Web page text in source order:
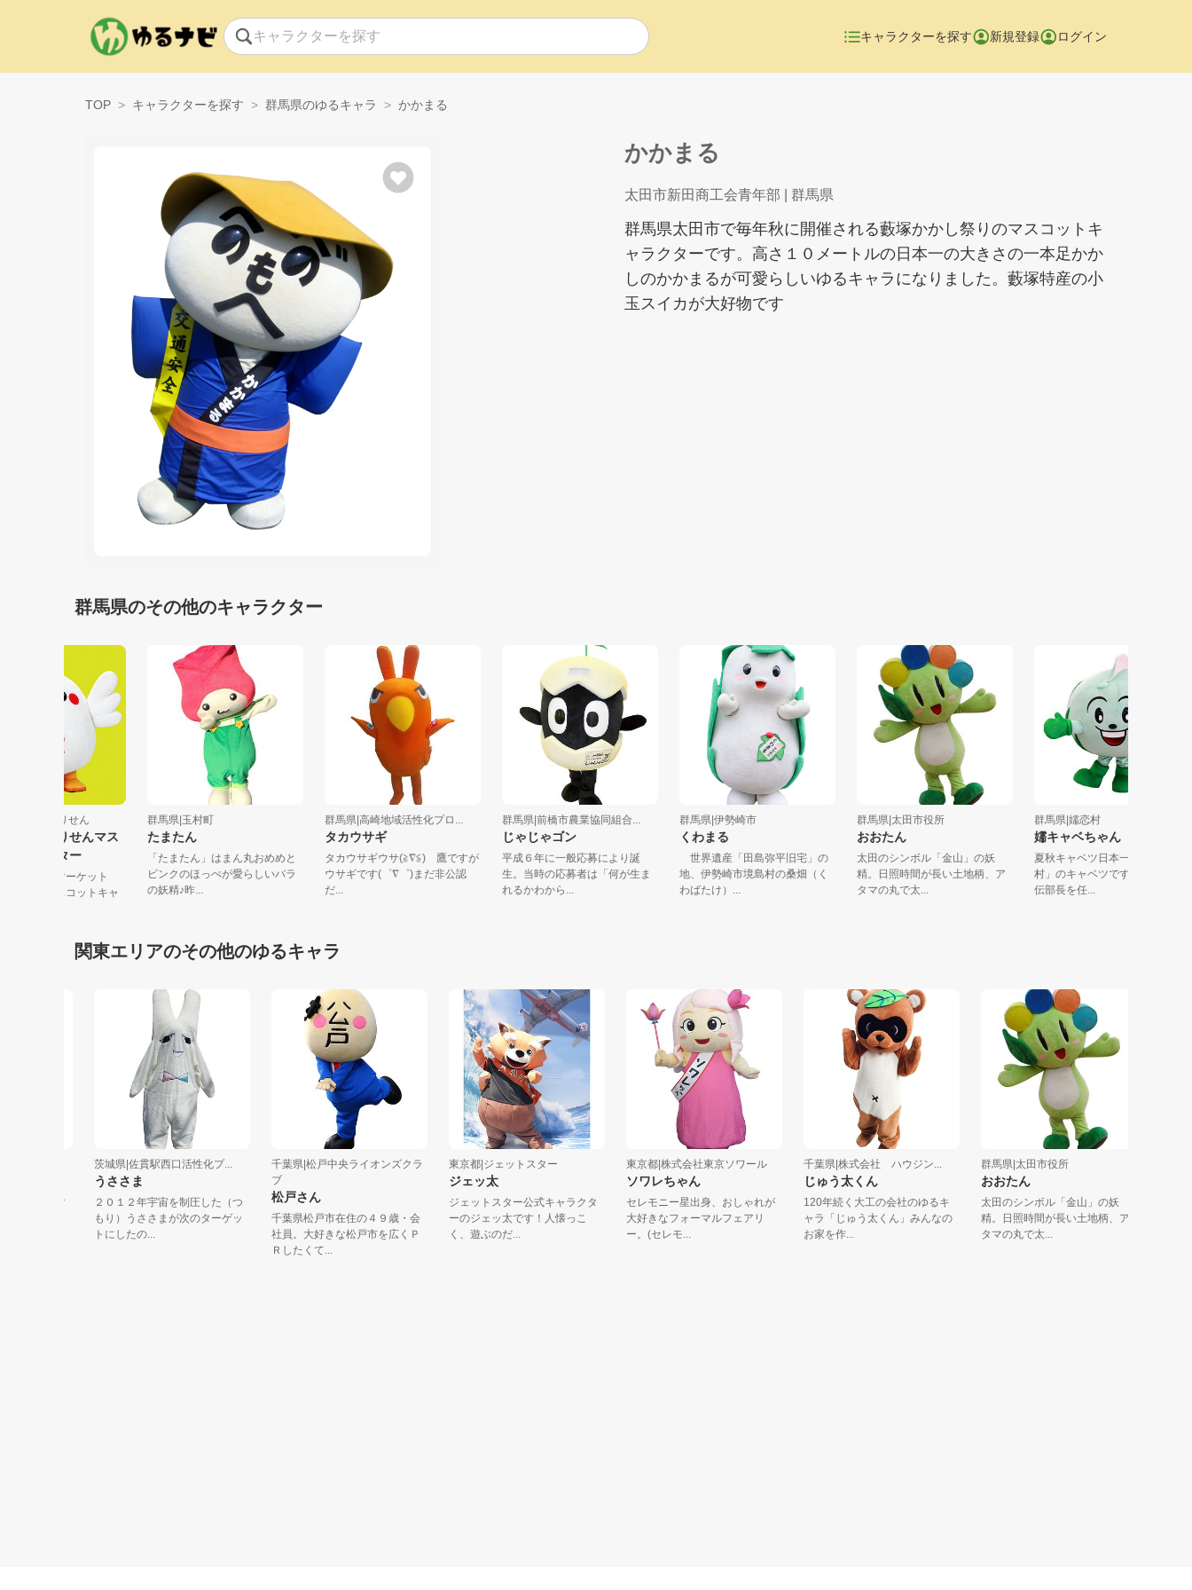
キャラクターを探す 新規登録 ログイン
TOP キャラクターを探す 群馬県のゆるキャラ かかまる
かかまる
太田市新田商工会青年部 | 群馬県
群馬県太田市で毎年秋に開催される藪塚かかし祭りのマスコットキ
ャラクターです。高さ１０メートルの日本一の大きさの一本足かか
しのかかまるが可愛らしいゆるキャラになりました。藪塚特産の小
玉スイカが大好物です
群馬県のその他のキャラクター
県|株式会社とりせん
ートりん とりせんマス
トキャラクター
東のスーパーマーケット
りせん」のマスコットキャ
群馬県|玉村町
たまたん
「たまたん」はまん丸おめめと
ピンクのほっぺが愛らしいバラ
の妖精♪昨...
群馬県|高崎地域活性化プロ...
タカウサギ
タカウサギウサ(≧∇≦) 鷹ですが
ウサギです(゜∇゜)まだ非公認
群馬県|前橋市農業協同組合...
じゃじゃゴン
平成６年に一般応募により誕
生。当時の応募者は「何が生ま
れるかわから...
群馬県|伊勢崎市
くわまる
世界遺産「田島弥平旧宅」の
地、伊勢崎市境島村の桑畑（く
わばたけ）...
群馬県|太田市役所
おおたん
太田のシンボル「金山」の妖
精。日照時間が長い土地柄、ア
タマの丸で太...
群馬県|嬬恋村
嬬キャベちゃん
夏秋キャベツ日本一の村「
村」のキャベツです。嬬恋
伝部長を任...
関東エリアのその他のゆるキャラ
茨城県|佐貫駅西口活性化プ...
うささま
２０１２年宇宙を制圧した（つ
もり）うささまが次のターゲッ
トにしたの...
千葉県|松戸中央ライオンズクラ
松戸さん
千葉県松戸市在住の４９歳・会
社員。大好きな松戸市を広くＰ
Ｒしたくて...
東京都|ジェットスター
ジェッ太
ジェットスター公式キャラクタ
ーのジェッ太です！人懐っこ
く、遊ぶのだ...
東京都|株式会社東京ソワール
ソワレちゃん
セレモニー星出身、おしゃれが
大好きなフォーマルフェアリ
ー。(セレモ...
千葉県|株式会社 ハウジン...
じゅう太くん
120年続く大工の会社のゆるキ
ャラ「じゅう太くん」みんなの
お家を作...
群馬県|太田市役所
おおたん
太田のシンボル「金山」の妖
精。日照時間が長い土地柄、ア
タマの丸で太...